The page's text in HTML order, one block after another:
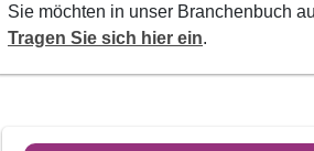
Sie möchten in unser Branchenbuch
Tragen Sie sich hier ein.